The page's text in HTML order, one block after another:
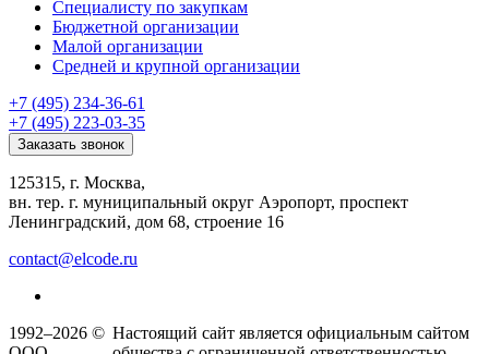
Специалисту по закупкам
Бюджетной организации
Малой организации
Средней и крупной организации
+7 (495) 234-36-61
+7 (495) 223-03-35
Заказать звонок
125315, г. Москва,
вн. тер. г. муниципальный округ Аэропорт, проспект
Ленинградский, дом 68, строение 16
contact@elcode.ru
1992–2026 © Настоящий сайт является официальным сайтом